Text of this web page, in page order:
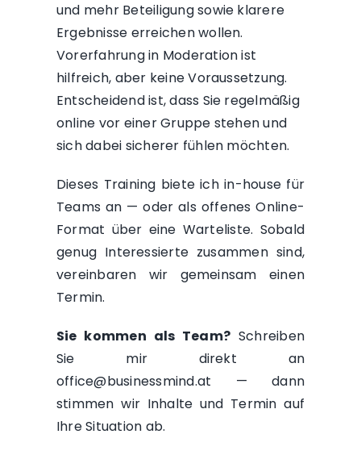
und mehr Beteiligung sowie klarere
Ergebnisse erreichen wollen.
Vorerfahrung in Moderation ist
hilfreich, aber keine Voraussetzung.
Entscheidend ist, dass Sie regelmäßig
online vor einer Gruppe stehen und
sich dabei sicherer fühlen möchten.
Dieses Training biete ich in-house für
Teams an — oder als offenes Online-
Format über eine Warteliste. Sobald
genug Interessierte zusammen sind,
vereinbaren wir gemeinsam einen
Termin.
Sie kommen als Team? Schreiben
Sie mir direkt an
office@businessmind.at — dann
stimmen wir Inhalte und Termin auf
Ihre Situation ab.